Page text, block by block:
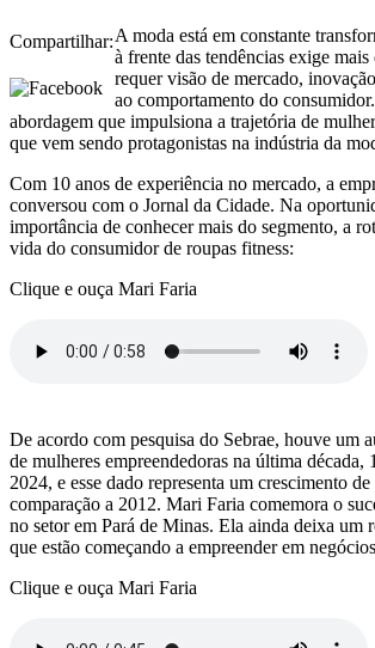
Compartilhar:A moda está em constante
à frente das tendências exige
requer visão de mercado,
ao comportamento do
abordagem que impulsiona a trajetória de
que vem sendo protagonistas na indústria da
Com 10 anos de experiência no mercado, a
conversou com o Jornal da Cidade. Na
importância de conhecer mais do segmento, a
vida do consumidor de roupas fitness:
Clique e ouça Mari Faria
De acordo com pesquisa do Sebrae, houve um
de mulheres empreendedoras na última década,
2024, e esse dado representa um crescimento
comparação a 2012. Mari Faria comemora o
no setor em Pará de Minas. Ela ainda deixa um
que estão começando a empreender em
Clique e ouça Mari Faria